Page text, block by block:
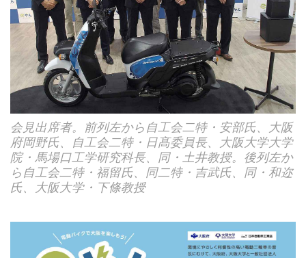
会見出席者。前列左から自工会二特・安部氏、大阪
府岡野氏、自工会二特・日髙委員長、大阪大学大学
院・馬場口工学研究科長、同・土井教授。後列左か
ら自工会二特・福留氏、同二特・吉武氏、同・和迩
氏、大阪大学・下條教授